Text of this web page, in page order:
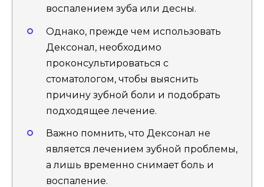
воспалением зуба или десны.
Однако, прежде чем использовать
Дексонал, необходимо
проконсультироваться с
стоматологом, чтобы выяснить
причину зубной боли и подобрать
подходящее лечение.
Важно помнить, что Дексонал не
является лечением зубной проблемы,
а лишь временно снимает боль и
воспаление.